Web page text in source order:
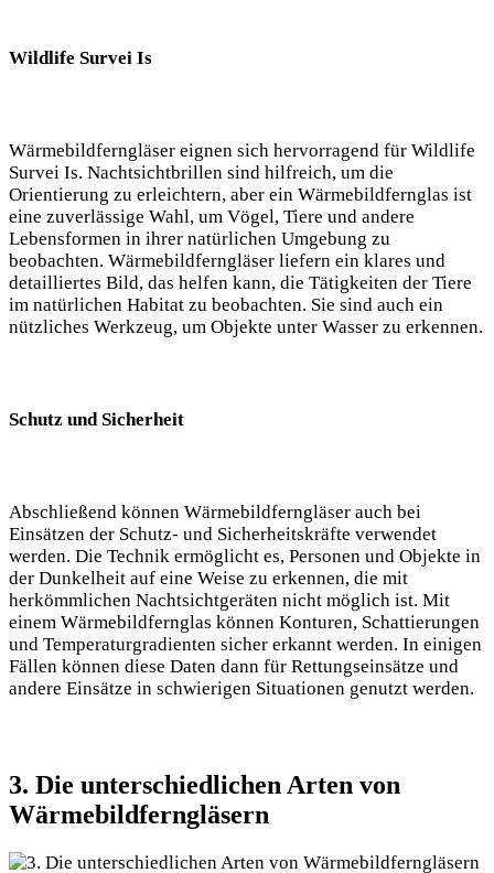
Wildlife Survei Is
Wärmebildferngläser eignen sich hervorragend für Wildlife
Survei Is. Nachtsichtbrillen sind hilfreich, um die
Orientierung zu erleichtern, aber ein Wärmebildfernglas ist
eine zuverlässige Wahl, um Vögel, Tiere und andere
Lebensformen in ihrer natürlichen Umgebung zu
beobachten. Wärmebildferngläser liefern ein klares und
detailliertes Bild, das helfen kann, die Tätigkeiten der Tiere
im natürlichen Habitat zu beobachten. Sie sind auch ein
nützliches Werkzeug, um Objekte unter Wasser zu erkennen.
Schutz und Sicherheit
Abschließend können Wärmebildferngläser auch bei
Einsätzen der Schutz- und Sicherheitskräfte verwendet
werden. Die Technik ermöglicht es, Personen und Objekte in
der Dunkelheit auf eine Weise zu erkennen, die mit
herkömmlichen Nachtsichtgeräten nicht möglich ist. Mit
einem Wärmebildfernglas können Konturen, Schattierungen
und Temperaturgradienten sicher erkannt werden. In einigen
Fällen können diese Daten dann für Rettungseinsätze und
andere Einsätze in schwierigen Situationen genutzt werden.
3. Die unterschiedlichen Arten von
Wärmebildferngläsern